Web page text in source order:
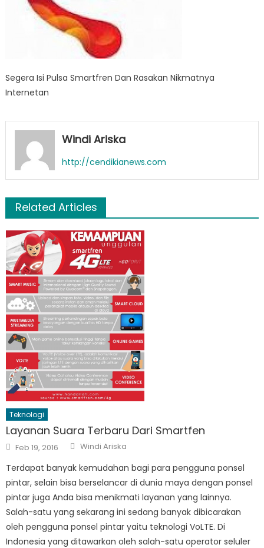
Segera Isi Pulsa Smartfren Dan Rasakan Nikmatnya
Internetan
Windi Ariska
http://cendikianews.com
Related Articles
Teknologi
Layanan Suara Terbaru Dari Smartfen
Posted
on
Feb 19, 2016 Author
Windi Ariska
Terdapat banyak kemudahan bagi para pengguna ponsel
pintar, selain bisa berselancar di dunia maya dengan ponsel
pintar juga Anda bisa menikmati layanan yang lainnya.
Salah-satu yang sekarang ini sedang banyak dibicarakan
oleh pengguna ponsel pintar yaitu teknologi VoLTE. Di
Indonesia yang ditawarkan oleh salah-satu operator seluler